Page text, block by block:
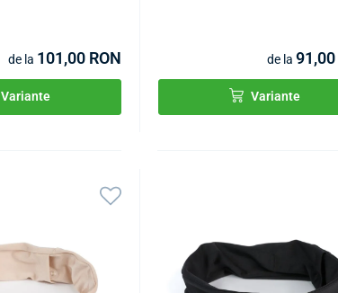
de la 101,00 RON
Variante
de la 91,00
Variante